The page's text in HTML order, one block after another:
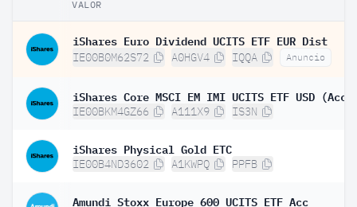
VALOR
iShares Euro Dividend UCITS ETF EUR Dist
IE00B0M62S72 A0HGV4 IQQA Anuncio
iShares Core MSCI EM IMI UCITS ETF USD (Acc)
IE00BKM4GZ66 A111X9 IS3N
iShares Physical Gold ETC
IE00B4ND3602 A1KWPQ PPFB
Amundi Stoxx Europe 600 UCITS ETF Acc